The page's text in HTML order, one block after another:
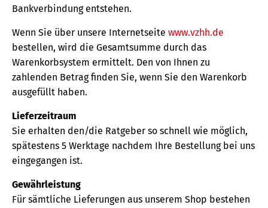
Bankverbindung entstehen.
Wenn Sie über unsere Internetseite www.vzhh.de
bestellen, wird die Gesamtsumme durch das
Warenkorbsystem ermittelt. Den von Ihnen zu
zahlenden Betrag finden Sie, wenn Sie den Warenkorb
ausgefüllt haben.
Lieferzeitraum
Sie erhalten den/die Ratgeber so schnell wie möglich,
spätestens 5 Werktage nachdem Ihre Bestellung bei uns
eingegangen ist.
Gewährleistung
Für sämtliche Lieferungen aus unserem Shop bestehen